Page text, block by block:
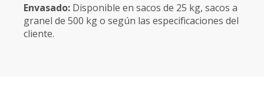
Envasado: Disponible en sacos de 25 kg, sacos a
granel de 500 kg o según las especificaciones del
cliente.